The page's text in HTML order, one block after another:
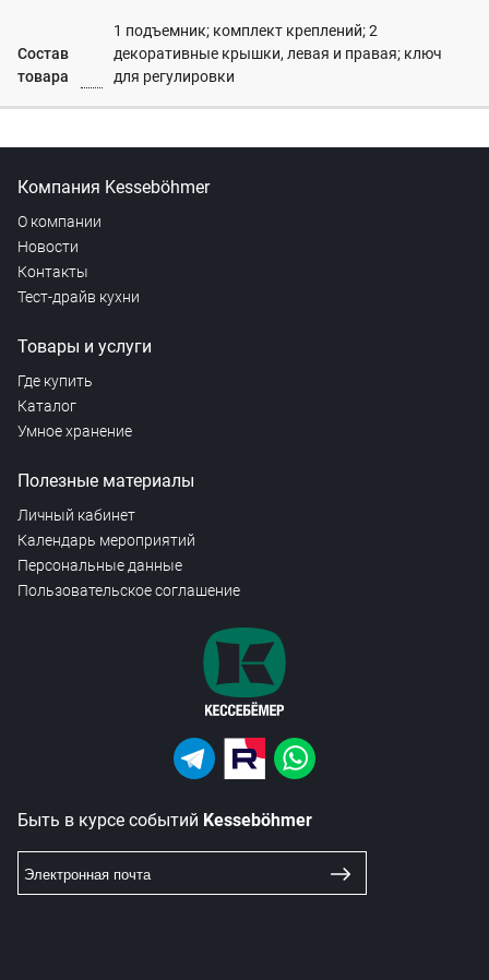
Состав
товара
1 подъемник; комплект креплений; 2
декоративные крышки, левая и правая; ключ
для регулировки
Компания Kesseböhmer
О компании
Новости
Контакты
Тест-драйв кухни
Товары и услуги
Где купить
Каталог
Умное хранение
Полезные материалы
Личный кабинет
Календарь мероприятий
Персональные данные
Пользовательское соглашение
Быть в курсе событий Kesseböhmer